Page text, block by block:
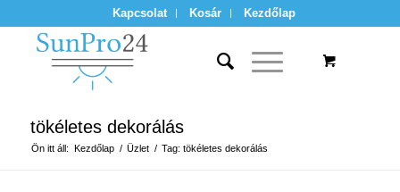
Kapcsolat Kosár Kezdőlap
tökéletes dekorálás
Ön itt áll: Kezdőlap / Üzlet / Tag: tökéletes dekorálás